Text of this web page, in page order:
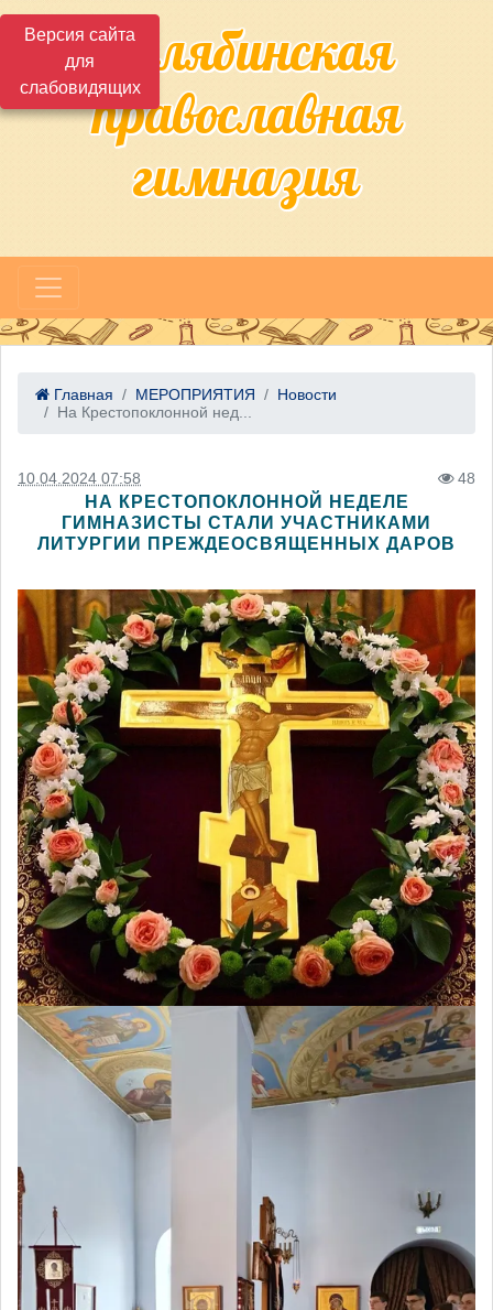
Версия сайта
для
слабовидящихЧелябинская
православная
гимназия
Главная МЕРОПРИЯТИЯ
Новости
На Крестопоклонной нед...
10.04.2024 07:58 48
НА КРЕСТОПОКЛОННОЙ НЕДЕЛЕ
ГИМНАЗИСТЫ СТАЛИ УЧАСТНИКАМИ
ЛИТУРГИИ ПРЕЖДЕОСВЯЩЕННЫХ ДАРОВ